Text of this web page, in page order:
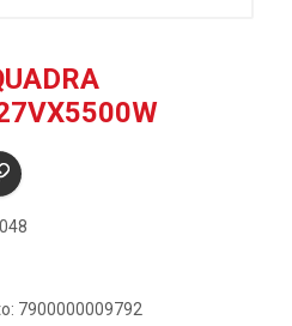
7900000009792